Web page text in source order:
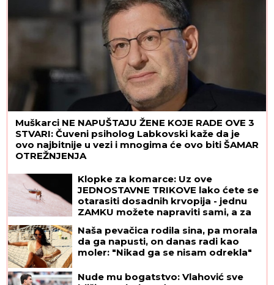
Muškarci NE NAPUŠTAJU ŽENE KOJE RADE OVE 3
STVARI: Čuveni psiholog Labkovski kaže da je
ovo najbitnije u vezi i mnogima će ovo biti ŠAMAR
OTREŽNJENJA
Klopke za komarce: Uz ove
JEDNOSTAVNE TRIKOVE lako ćete se
otarasiti dosadnih krvopija - jednu
ZAMKU možete napraviti sami, a za
Naša pevačica rodila sina, pa morala
da ga napusti, on danas radi kao
moler: "Nikad ga se nisam odrekla"
Nude mu bogatstvo: Vlahović sve